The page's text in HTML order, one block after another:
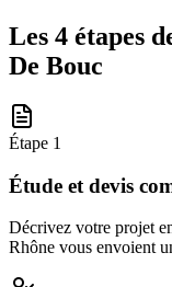
Les 4 étapes
De Bouc
Étape 1
Étude et devis
Décrivez votre projet
Rhône vous envoient